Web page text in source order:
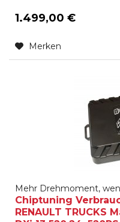
1.499,00 €
Merken
Mehr Drehmoment,
Chiptuning
RENAULT TRUCKS